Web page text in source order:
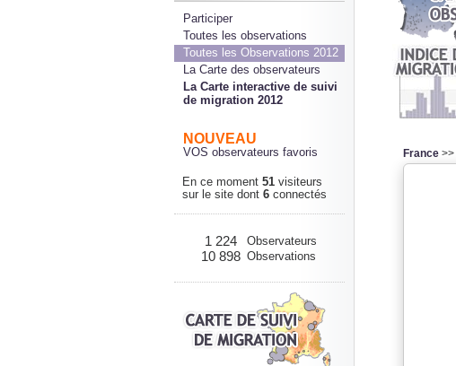
Participer
Toutes les observations
Toutes les Observations 2012
La Carte des observateurs
La Carte interactive de suivi
de migration 2012
NOUVEAU
VOS observateurs favoris
En ce moment 51visiteurs
sur le site dont 6connectés
1 224 Observateurs
10 898 Observations
France >>